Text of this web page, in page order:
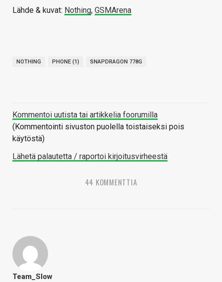
Lähde & kuvat: Nothing, GSMArena
NOTHING PHONE (1) SNAPDRAGON 778G
Kommentoi uutista tai artikkelia foorumilla
(Kommentointi sivuston puolella toistaiseksi pois
käytöstä)
Lähetä palautetta / raportoi kirjoitusvirheestä
44 KOMMENTTIA
Team_Slow